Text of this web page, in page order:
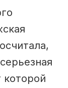
которой